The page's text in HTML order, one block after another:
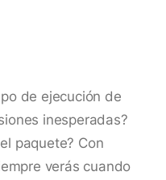
de ejecución de
inesperadas?
paquete? Con
verás cuando